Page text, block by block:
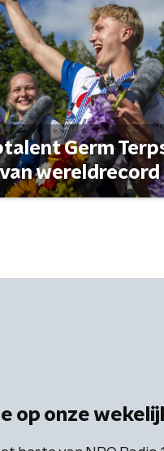
Germ
wereldrecord
op onze